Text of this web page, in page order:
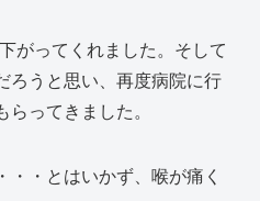
がってくれました。そして
ろうと思い、再度病院に行
ってきました。
・・とはいかず、喉が痛く